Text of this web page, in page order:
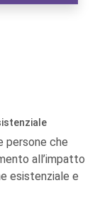
persone che
all’impatto
esistenziale e